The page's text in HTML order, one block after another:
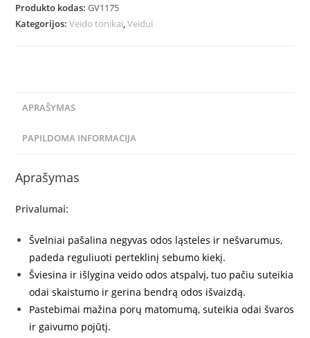
Produkto kodas:GV1175
Kategorijos:Veido tonikai,Veidui
APRAŠYMAS
PAPILDOMA INFORMACIJA
Aprašymas
Privalumai:
Švelniai pašalina negyvas odos ląsteles ir nešvarumus,
padeda reguliuoti perteklinį sebumo kiekį.
Šviesina ir išlygina veido odos atspalvį, tuo pačiu suteikia
odai skaistumo ir gerina bendrą odos išvaizdą.
Pastebimai mažina porų matomumą, suteikia odai švaros
ir gaivumo pojūtį.